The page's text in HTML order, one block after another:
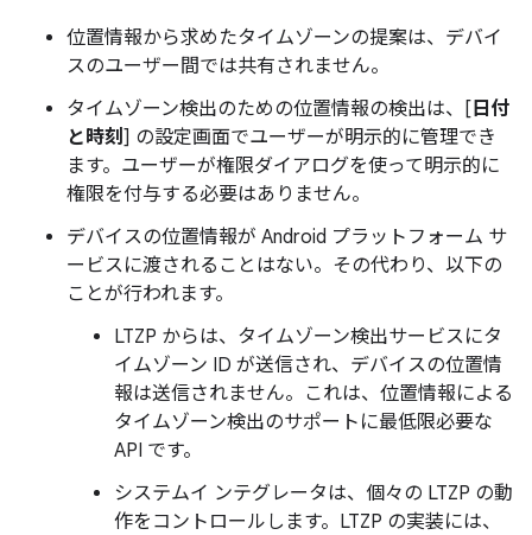
位置情報から求めたタイムゾーンの提案は、デバイ
スのユーザー間では共有されません。
タイムゾーン検出のための位置情報の検出は、[ 日付
と時刻] の設定画面でユーザーが明示的に管理でき
ます。ユーザーが権限ダイアログを使って明示的に
権限を付与する必要はありません。
デバイスの位置情報が Android プラットフォーム サ
ービスに渡されることはない。その代わり、以下の
ことが行われます。
LTZP からは、タイムゾーン検出サービスにタ
イムゾーン ID が送信され、デバイスの位置情
報は送信されません。これは、位置情報による
タイムゾーン検出のサポートに最低限必要な
API です。
システムイ ンテグレータは、個々の LTZP の動
作をコントロールします。LTZP の実装には、